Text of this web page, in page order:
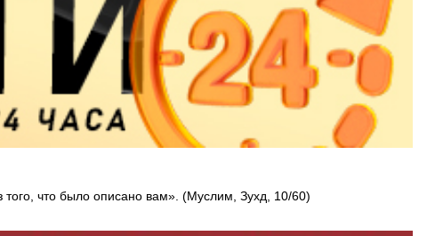
что было описано вам». (Муслим, Зухд, 10/60)